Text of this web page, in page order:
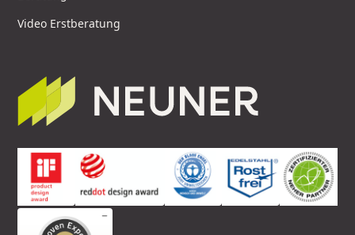
Video Erstberatung